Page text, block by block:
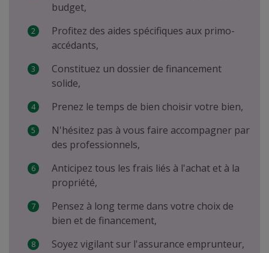
budget,
Profitez des aides spécifiques aux primo-
accédants,
Constituez un dossier de financement
solide,
Prenez le temps de bien choisir votre bien,
N'hésitez pas à vous faire accompagner par
des professionnels,
Anticipez tous les frais liés à l'achat et à la
propriété,
Pensez à long terme dans votre choix de
bien et de financement,
Soyez vigilant sur l'assurance emprunteur,